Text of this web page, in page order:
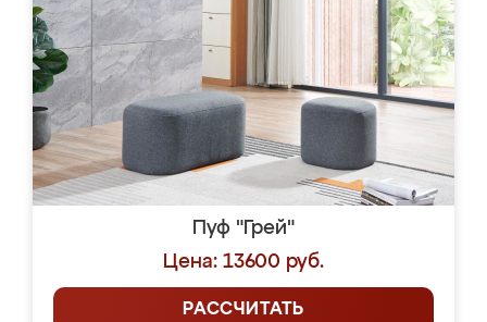
Пуф "Грей"
Цена: 13600 руб.
РАССЧИТАТЬ